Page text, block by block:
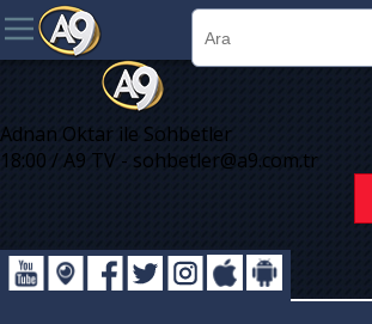
Adnan Oktar ile Sohbetler
18:00 / A9 TV - sohbetler@a9.com.tr